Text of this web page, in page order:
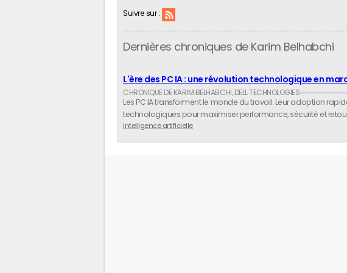
Suivre sur :
Dernières chroniques de Karim Belhabchi
L'ère des PC IA : une révolution technologique en
Les PC IA transforment le monde du travail. Leur adoption
technologiques pour maximiser performance, sécurité et
Intelligence artificielle